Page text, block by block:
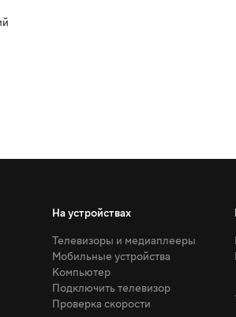
На устройствах
Телевизоры и медиаплееры
Мобильные устройства
Компьютер
Подключить телевизор
Проверка скорости